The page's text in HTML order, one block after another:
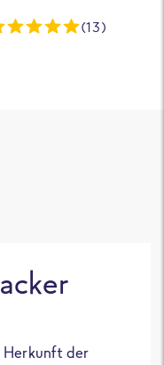
(13)
Herkunft der